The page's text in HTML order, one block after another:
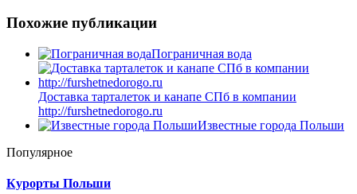
Похожие публикации
Пограничная вода
Доставка тарталеток и канапе СПб в компании
http://furshetnedorogo.ru
Известные города Польши
Популярное
Курорты Польши